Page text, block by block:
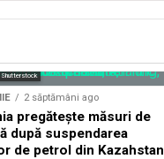
2 săptămâni ago
pregătește măsuri de
după suspendarea
de petrol din Kazahstan